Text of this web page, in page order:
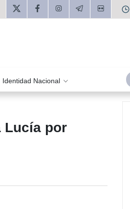
Identidad Nacional
Lucía por